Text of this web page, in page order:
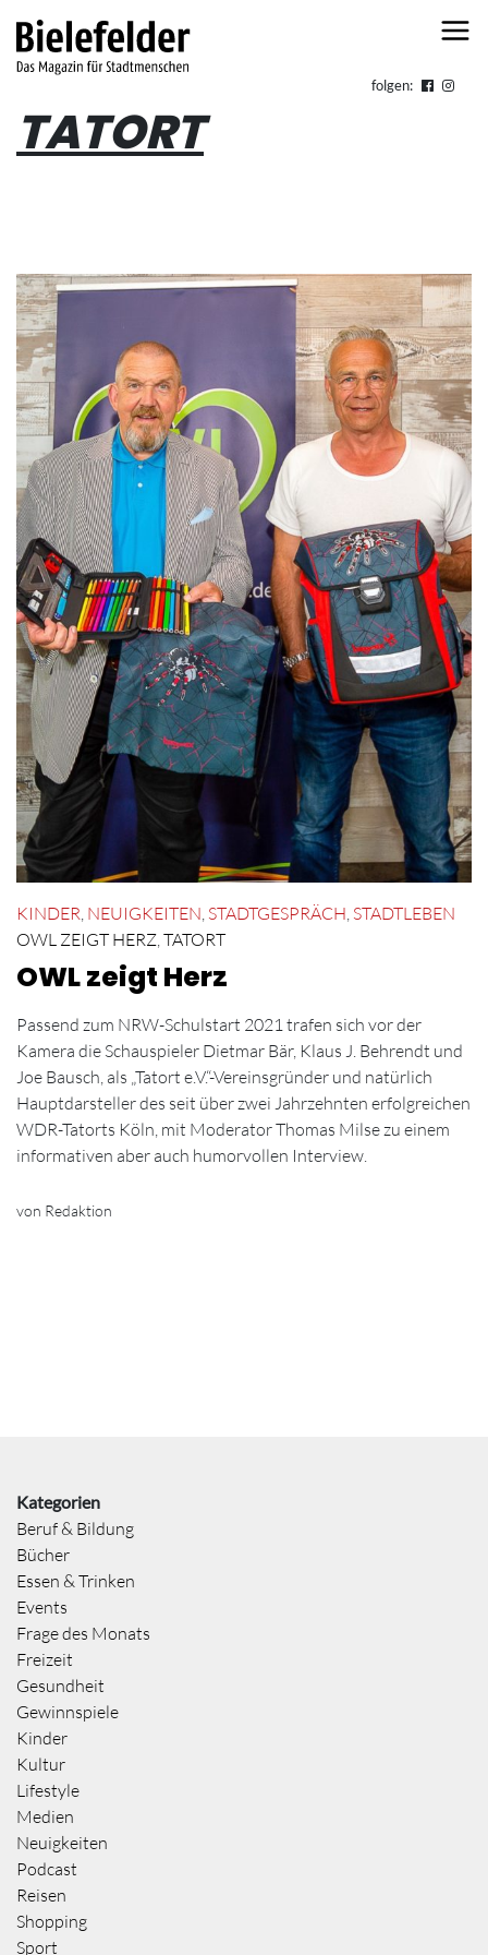
folgen:
TATORT
KINDER NEUIGKEITEN STADTGESPRÄCH STADTLEBEN
OWL ZEIGT HERZ TATORT
OWL zeigt Herz
Passend zum NRW-Schulstart 2021 trafen sich vor der
Kamera die Schauspieler Dietmar Bär, Klaus J. Behrendt und
Joe Bausch, als „Tatort e.V.“-Vereinsgründer und natürlich
Hauptdarsteller des seit über zwei Jahrzehnten erfolgreichen
WDR-Tatorts Köln, mit Moderator Thomas Milse zu einem
informativen aber auch humorvollen Interview.
von Redaktion
Kategorien
Beruf & Bildung
Bücher
Essen & Trinken
Events
Frage des Monats
Freizeit
Gesundheit
Gewinnspiele
Kinder
Kultur
Lifestyle
Medien
Neuigkeiten
Podcast
Reisen
Shopping
Sport